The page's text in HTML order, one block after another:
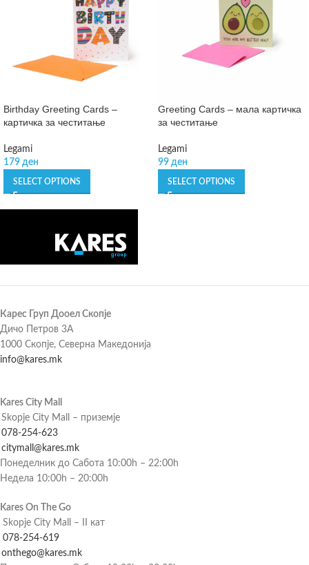
Birthday Greeting Cards –
картичка за честитање
Legami
179 ден
SELECT OPTIONS
Greeting Cards – мала картичка
за честитање
Legami
99 ден
SELECT OPTIONS
Карес Груп Дооел Скопје
Дичо Петров 3А
1000 Скопје, Северна Македонија
info@kares.mk
Kares City Mall
Skopje City Mall – приземје
078-254-623
citymall@kares.mk
Понеделник до Сабота 10:00h – 22:00h
Недела 10:00h – 20:00h
Kares On The Go
Skopje City Mall – II кат
078-254-619
onthego@kares.mk